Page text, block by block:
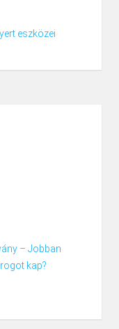
eszközei
– Jobban
kap?